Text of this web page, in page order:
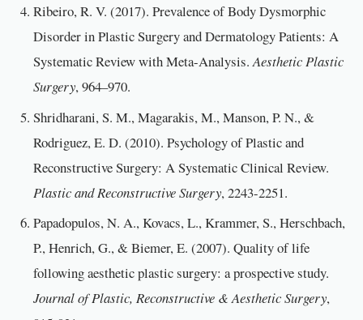
Ribeiro, R. V. (2017). Prevalence of Body Dysmorphic
Disorder in Plastic Surgery and Dermatology Patients: A
Systematic Review with Meta-Analysis.Aesthetic Plastic
Surgery, 964–970.
Shridharani, S. M., Magarakis, M., Manson, P. N., &
Rodriguez, E. D. (2010). Psychology of Plastic and
Reconstructive Surgery: A Systematic Clinical Review.
Plastic and Reconstructive Surgery, 2243-2251.
Papadopulos, N. A., Kovacs, L., Krammer, S., Herschbach,
P., Henrich, G., & Biemer, E. (2007). Quality of life
following aesthetic plastic surgery: a prospective study.
Journal of Plastic, Reconstructive & Aesthetic Surgery,